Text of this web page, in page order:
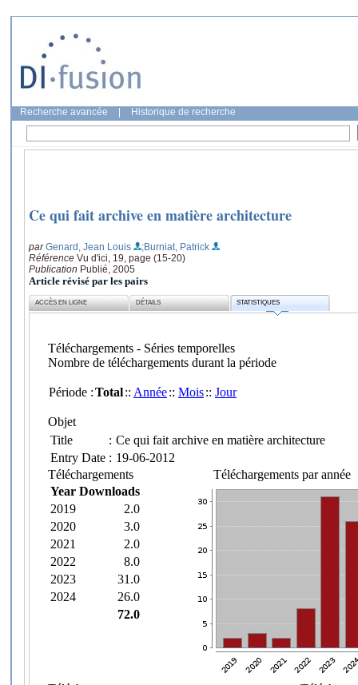
Recherche avancée Historique de recherche
Ce qui fait archive en matière architecture
parGenard, Jean Louis
;Burniat, Patrick
Référence Vu d'ici, 19, page (15-20)
Publication Publié, 2005
Article révisé par les pairs
ACCÈS EN LIGNE DÉTAILS STATISTIQUES